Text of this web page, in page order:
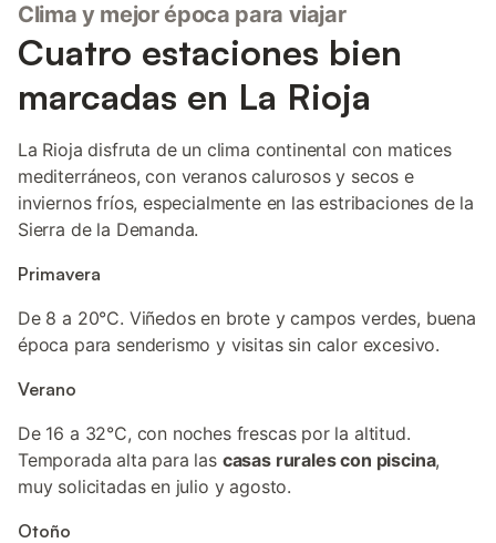
Clima y mejor época para viajar
Cuatro estaciones bien
marcadas en La Rioja
La Rioja disfruta de un clima continental con matices
mediterráneos, con veranos calurosos y secos e
inviernos fríos, especialmente en las estribaciones de la
Sierra de la Demanda.
Primavera
De 8 a 20°C. Viñedos en brote y campos verdes, buena
época para senderismo y visitas sin calor excesivo.
Verano
De 16 a 32°C, con noches frescas por la altitud.
Temporada alta para las casas rurales con piscina,
muy solicitadas en julio y agosto.
Otoño